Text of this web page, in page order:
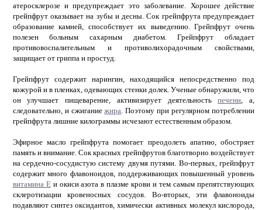
атеросклерозе и предупреждает это заболевание. Хорошее действие
грейпфрут оказывает на зубы и десны. Сок грейпфрута предупреждает
образование камней, способствует их выведению. Грейпфрут очень
полезен больным сахарным диабетом. Грейпфрут обладает
противовоспалительным и противолихорадочным свойствами,
защищает от гриппа и простуд.
Грейпфрут содержит нарингин, находящийся непосредственно под
кожурой и в пленках, одевающих стенки долек. Ученые обнаружили, что
он улучшает пищеварение, активизирует деятельностьпечени , а,
следовательно, и сжиганиежира . Поэтому при регулярном потреблении
грейпфрута лишние килограммы исчезают естественным образом.
Эфирное масло грейпфрута помогает преодолеть апатию, обостряет
память и внимание. Сок красных грейпфрутов благотворно воздействует
на сердечно-сосудистую систему двумя путями. Во-первых, грейпфрут
содержит много флавоноидов, поддерживающих повышенный уровень
витамина Еи окиси азота в плазме крови и тем самым препятствующих
склеротизации кровеносных сосудов. Во-вторых, эти флавоноиды
подавляют синтез оксидантов, химически активных молекул кислорода,